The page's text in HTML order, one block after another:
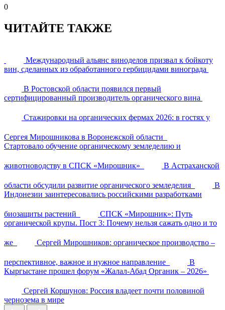
0
ЧИТАЙТЕ ТАКЖЕ
Международный альянс виноделов призвал к бойкоту
вин, сделанных из обработанного гербицидами винограда
В Ростовской области появился первый
сертифицированный производитель органического вина
Стажировки на органических фермах 2026: в гостях у
Сергея Мирошникова в Воронежской области
Стартовало обучение органическому земледелию и
животноводству в СПСК «Мирошник» В Астраханской
области обсудили развитие органического земледелия
В
Индонезии заинтересовались российскими разработками
биозащиты растений
СПСК «Мирошник»: Путь
органической крупы. Пост 3: Почему нельзя сажать одно и то
же Сергей Мирошников: органическое производство –
перспективное, важное и нужное направление
В
Кыргыстане прошел форум «Жалал-Абад Органик – 2026»
Сергей Коршунов: Россия владеет почти половиной
чернозема в мире